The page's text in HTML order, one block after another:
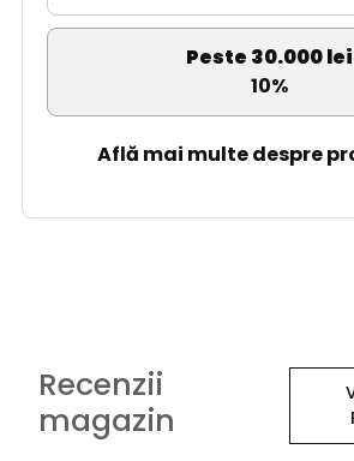
Peste 30.000 lei
10%
Află mai multe despre
Recenzii
magazin